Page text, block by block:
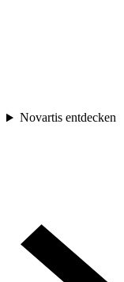
Novartis entdecken